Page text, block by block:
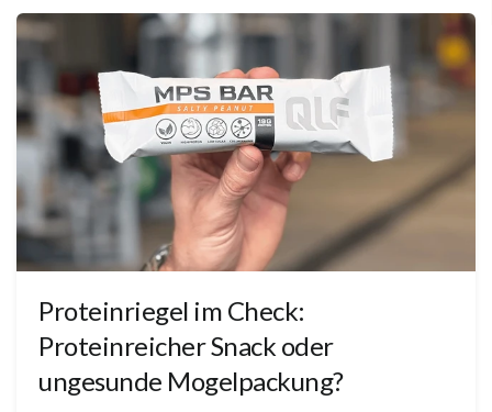
Proteinriegel im Check:
Proteinreicher Snack oder
ungesunde Mogelpackung?